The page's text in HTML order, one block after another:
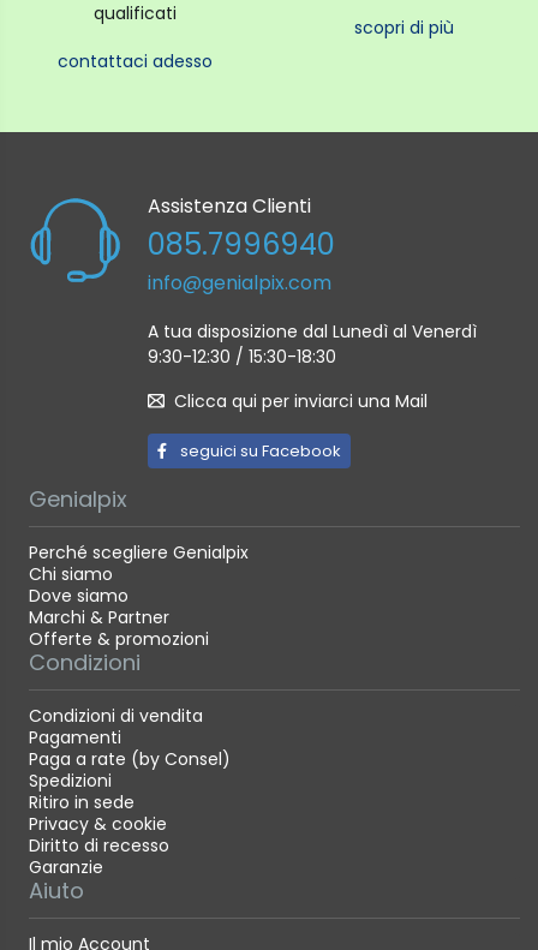
qualificati
contattaci adesso
scopri di più
Assistenza Clienti
085.7996940
info@genialpix.com
A tua disposizione dal Lunedì al Venerdì
9:30-12:30 / 15:30-18:30
Clicca qui per inviarci una Mail
seguici su Facebook
Genialpix
Perché scegliere Genialpix
Chi siamo
Dove siamo
Marchi & Partner
Offerte & promozioni
Condizioni
Condizioni di vendita
Pagamenti
Paga a rate (by Consel)
Spedizioni
Ritiro in sede
Privacy & cookie
Diritto di recesso
Garanzie
Aiuto
Il mio Account